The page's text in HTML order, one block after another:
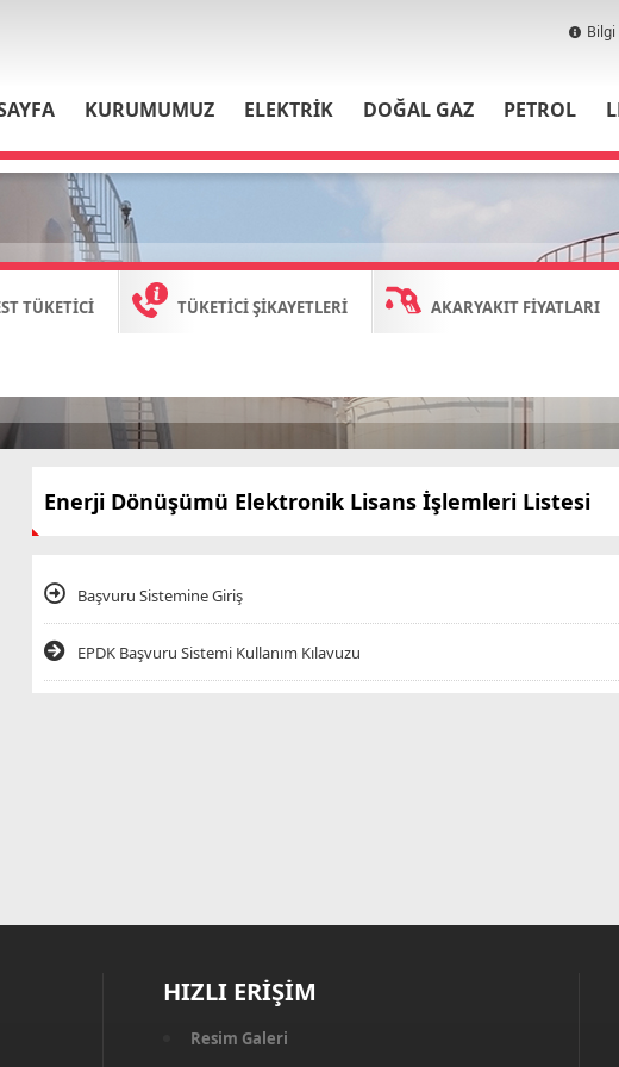
KURUMUMUZ ELEKTRİK DOĞAL GAZ PETROL
TÜKETİCİ TÜKETİCİ ŞİKAYETLERİ AKARYAKIT FİYATLARI
Enerji Dönüşümü Elektronik Lisans İşlemleri Listesi
Başvuru Sistemine Giriş
EPDK Başvuru Sistemi Kullanım Kılavuzu
HIZLI ERİŞİM
Resim Galeri